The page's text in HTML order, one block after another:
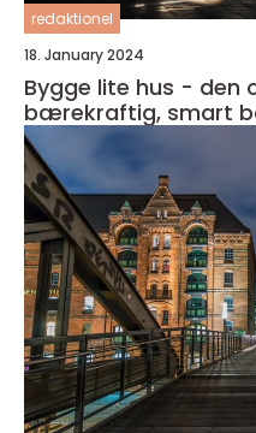
redaktionel
18. January 2024
Bygge lite hus - den
bærekraftig, smart